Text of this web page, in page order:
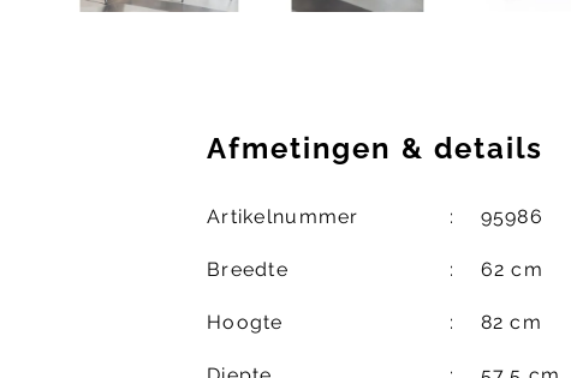
Afmetingen & details
Artikelnummer 95986
Breedte 62 cm
Hoogte 82 cm